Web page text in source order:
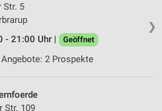
❯
Str. 5
- 21:00 Uhr |
Geöffnet
Angebote: 2 Prospekte
Str. 109